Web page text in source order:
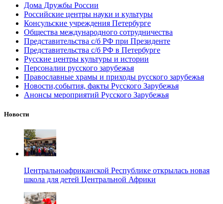
Дома Дружбы России
Российские центры науки и культуры
Консульские учреждения Петербурге
Общества международного сотрудничества
Представительства с/б РФ при Президенте
Представительства с/б РФ в Петербурге
Русские центры культуры и истории
Персоналии русского зарубежья
Православные храмы и приходы русского зарубежья
Новости,события, факты Русского Зарубежья
Анонсы мероприятий Русского Зарубежья
Новости
Центральноафриканской Республике открылась новая
школа для детей Центральной Африки